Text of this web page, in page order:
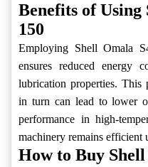
Benefits of
150
Employing Shell Omala
ensures reduced energy
lubrication properties.
in turn can lead to lower
performance in high-
machinery remains efficient
How to Buy